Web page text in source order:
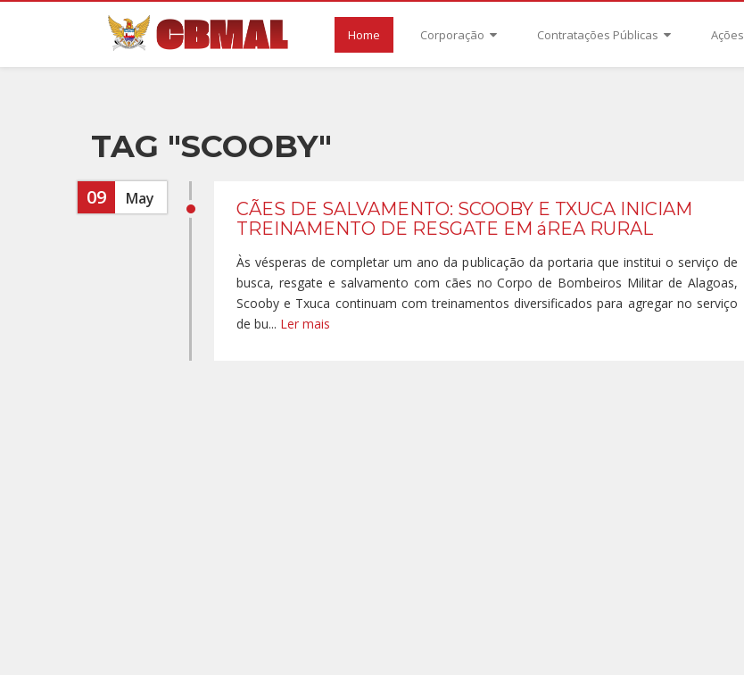
Home Corporação Contratações Públicas Ações
TAG "SCOOBY"
09 May
CÃES DE SALVAMENTO: SCOOBY E TXUCA INICIAM
TREINAMENTO DE RESGATE EM áREA RURAL
Às vésperas de completar um ano da publicação da portaria que institui o serviço de
busca, resgate e salvamento com cães no Corpo de Bombeiros Militar de Alagoas,
Scooby e Txuca continuam com treinamentos diversificados para agregar no serviço
de bu... Ler mais